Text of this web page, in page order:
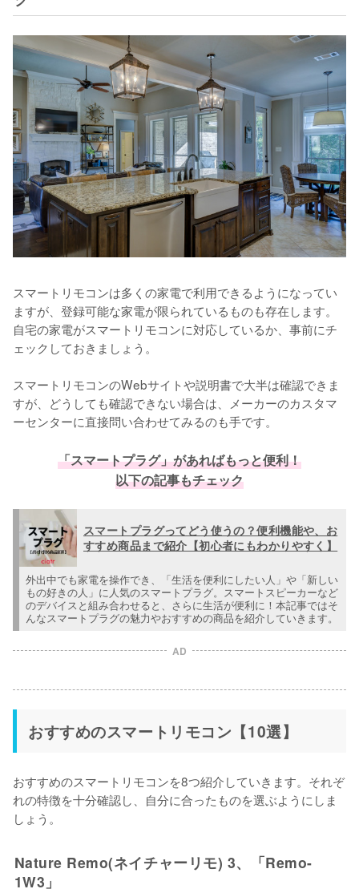
スマートリモコンは多くの家電で利用できるようになってい
ますが、登録可能な家電が限られているものも存在します。
自宅の家電がスマートリモコンに対応しているか、事前にチ
ェックしておきましょう。
スマートリモコンのWebサイトや説明書で大半は確認できま
すが、どうしても確認できない場合は、メーカーのカスタマ
ーセンターに直接問い合わせてみるのも手です。
「スマートプラグ」があればもっと便利！
以下の記事もチェック
スマートプラグってどう使うの？便利機能や、お
すすめ商品まで紹介【初心者にもわかりやすく】
外出中でも家電を操作でき、「生活を便利にしたい人」や「新しい
もの好きの人」に人気のスマートプラグ。スマートスピーカーなど
のデバイスと組み合わせると、さらに生活が便利に！本記事ではそ
んなスマートプラグの魅力やおすすめの商品を紹介していきます。
AD
おすすめのスマートリモコン【10選】
おすすめのスマートリモコンを8つ紹介していきます。それぞ
れの特徴を十分確認し、自分に合ったものを選ぶようにしま
しょう。
Nature Remo(ネイチャーリモ) 3、「Remo-
1W3」